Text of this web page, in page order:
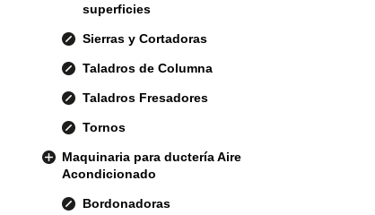
superficies
Sierras y Cortadoras
Taladros de Columna
Taladros Fresadores
Tornos
Maquinaria para ductería Aire
Acondicionado
Bordonadoras